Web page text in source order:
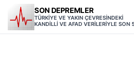
SON DEPREMLER
TÜRKİYE VE YAKIN ÇEVRESİNDEKİ
KANDİLLİ VE AFAD VERİLERİYLE SON